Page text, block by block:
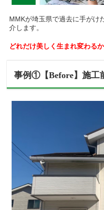
MMKが埼玉県で過去に手がけ
介します。
どれだけ美しく生まれ変わる
事例①【Before】施工